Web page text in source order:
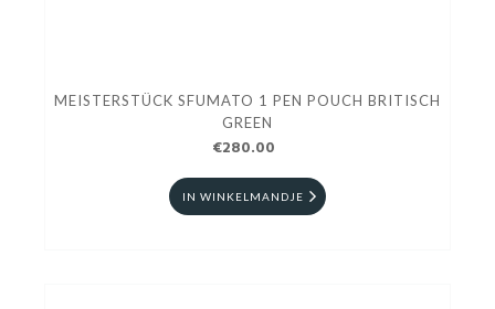
MEISTERSTÜCK SFUMATO 1 PEN POUCH BRITISCH
GREEN
€280.00
IN WINKELMANDJE